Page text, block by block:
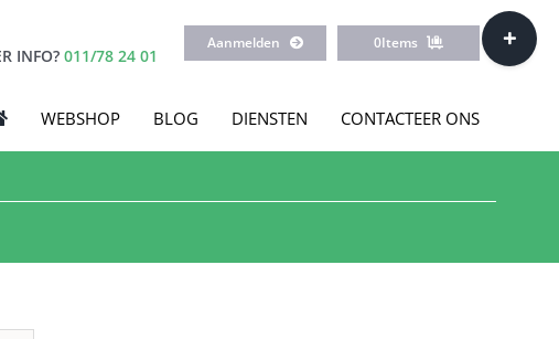
INFO? 011/78 24 01
Aanmelden 0Items
WEBSHOP BLOG DIENSTEN CONTACTEER ONS
Toggle
Sliding